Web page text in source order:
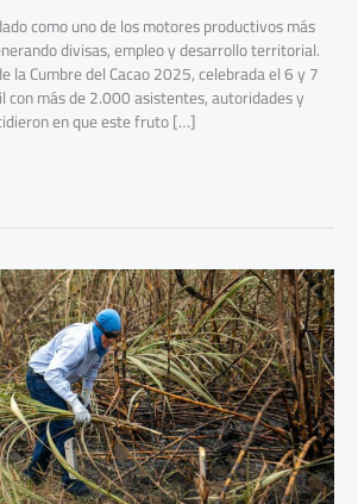
como uno de los motores productivos más
divisas, empleo y desarrollo territorial.
la Cumbre del Cacao 2025, celebrada el 6 y 7
con más de 2.000 asistentes, autoridades y
en que este fruto […]